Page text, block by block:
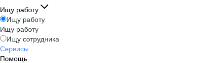
Ищу работу
Ищу работу
Ищу работу
Ищу сотрудника
Сервисы
Помощь